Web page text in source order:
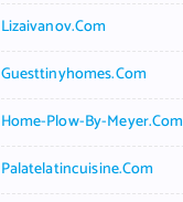
Lizaivanov.com
Guesttinyhomes.com
Home-Plow-By-Meyer.com
Palatelatincuisine.com